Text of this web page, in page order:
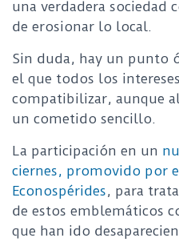
una verdadera sociedad
de erosionar lo local.
Sin duda, hay un punto
el que todos los
compatibilizar, aunque
un cometido sencillo.
La participación en un
ciernes, promovido por
Econospérides, para
de estos emblemáticos
que han ido